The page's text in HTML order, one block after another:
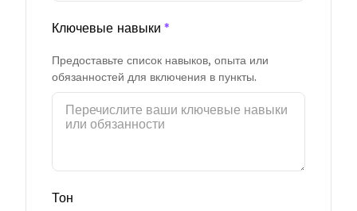
Ключевые навыки *
Предоставьте список навыков, опыта или
обязанностей для включения в пункты.
Тон